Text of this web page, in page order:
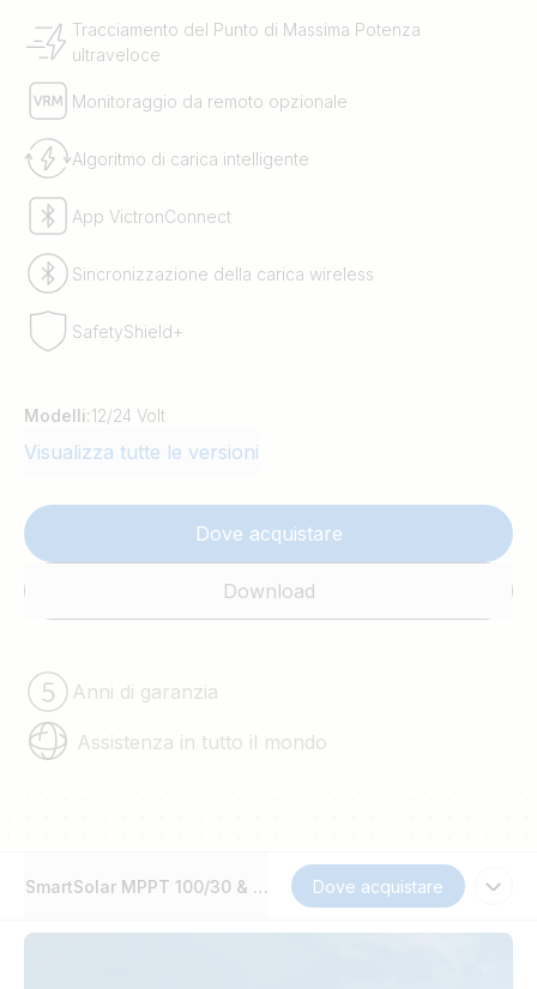
Tracciamento del Punto di Massima Potenza
ultraveloce
Monitoraggio da remoto opzionale
Algoritmo di carica intelligente
App VictronConnect
Sincronizzazione della carica wireless
SafetyShield+
Modelli:12/24 Volt
Visualizza tutte le versioni
Dove acquistare
Download
Anni di garanzia
Assistenza in tutto il mondo
SmartSolar MPPT 100/30 & 100/50 Dove acquistare